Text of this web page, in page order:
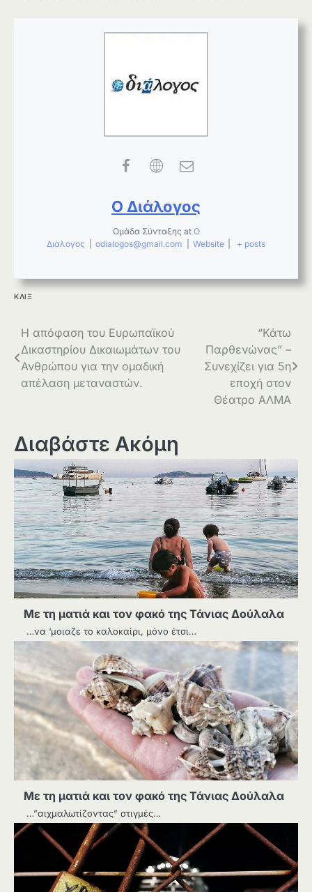
Ο Διάλογος
Ομάδα Σύνταξης at Ο
Διάλογος
odialogos@gmail.com Website + posts
ΚΛΙΞ
Πλοήγηση
άρθρων
Η απόφαση του Ευρωπαϊκού
Δικαστηρίου Δικαιωμάτων του
Ανθρώπου για την ομαδική
απέλαση μεταναστών.
“Κάτω
Παρθενώνας” –
Συνεχίζει για 5η
εποχή στον
Θέατρο ΑΛΜΑ
Διαβάστε Ακόμη
Με τη ματιά και τον φακό της Τάνιας Δούλαλα
…να ‘μοιαζε το καλοκαίρι, μόνο έτσι…
Με τη ματιά και τον φακό της Τάνιας Δούλαλα
…”αιχμαλωτίζοντας” στιγμές…